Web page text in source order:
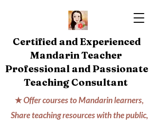
Certified and Experienced
Mandarin Teacher
Professional and Passionate
Teaching Consultant
★Offer courses to Mandarin learners,
Share teaching resources with the public,